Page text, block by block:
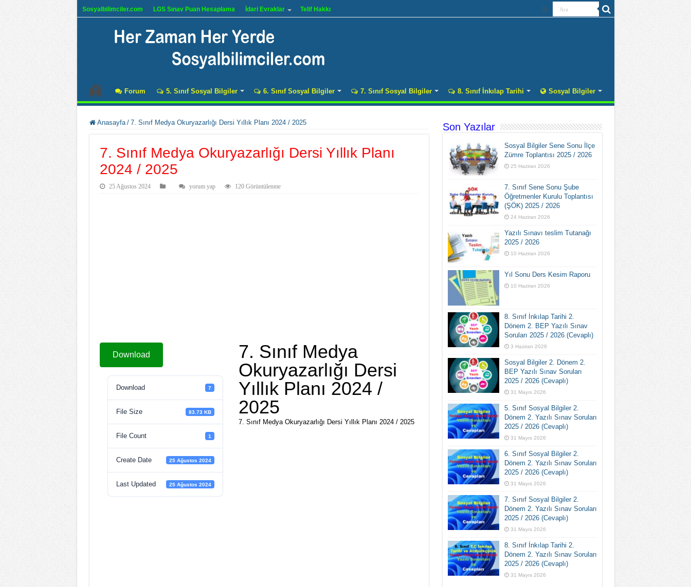
Sosyalbilimciler.com LGS Sınav Puan Hesaplama İdari Evraklar Telif Hakkı
Forum 5. Sınıf Sosyal Bilgiler 6. Sınıf Sosyal Bilgiler 7. Sınıf Sosyal Bilgiler 8. Sınıf İnkılap Tarihi Sosyal Bilgiler
Anasayfa / 7. Sınıf Medya Okuryazarlığı Dersi Yıllık Planı 2024 / 2025
7. Sınıf Medya Okuryazarlığı Dersi Yıllık Planı
2024 / 2025
25 Ağustos 2024 yorum yap 120 Görüntülenme
Download
Download 7
File Size 83.73 KB
File Count 1
Create Date 25 Ağustos 2024
Last Updated 25 Ağustos 2024
7. Sınıf Medya
Okuryazarlığı Dersi
Yıllık Planı 2024 /
2025
7. Sınıf Medya Okuryazarlığı Dersi Yıllık Planı 2024 / 2025
Son Yazılar
Sosyal Bilgiler Sene Sonu İlçe
Zümre Toplantısı 2025 / 2026
25 Haziran 2026
7. Sınıf Sene Sonu Şube
Öğretmenler Kurulu Toplantısı
(ŞÖK) 2025 / 2026
24 Haziran 2026
Yazılı Sınavı teslim Tutanağı
2025 / 2026
10 Haziran 2026
Yıl Sonu Ders Kesim Raporu
10 Haziran 2026
8. Sınıf İnkılap Tarihi 2.
Dönem 2. BEP Yazılı Sınav
Soruları 2025 / 2026 (Cevaplı)
3 Haziran 2026
Sosyal Bilgiler 2. Dönem 2.
BEP Yazılı Sınav Soruları
2025 / 2026 (Cevaplı)
31 Mayıs 2026
5. Sınıf Sosyal Bilgiler 2.
Dönem 2. Yazılı Sınav Soruları
2025 / 2026 (Cevaplı)
31 Mayıs 2026
6. Sınıf Sosyal Bilgiler 2.
Dönem 2. Yazılı Sınav Soruları
2025 / 2026 (Cevaplı)
31 Mayıs 2026
7. Sınıf Sosyal Bilgiler 2.
Dönem 2. Yazılı Sınav Soruları
2025 / 2026 (Cevaplı)
31 Mayıs 2026
8. Sınıf İnkılap Tarihi 2.
Dönem 2. Yazılı Sınav Soruları
2025 / 2026 (Cevaplı)
31 Mayıs 2026